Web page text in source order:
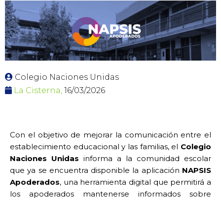
Colegio Naciones Unidas
La Cisterna, 16/03/2026
Con el objetivo de mejorar la comunicación entre el
establecimiento educacional y las familias, el Colegio
Naciones Unidas informa a la comunidad escolar
que ya se encuentra disponible la aplicación NAPSIS
Apoderados, una herramienta digital que permitirá a
los apoderados mantenerse informados sobre